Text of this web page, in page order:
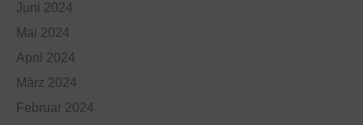
Juni 2024
Mai 2024
April 2024
März 2024
Februar 2024